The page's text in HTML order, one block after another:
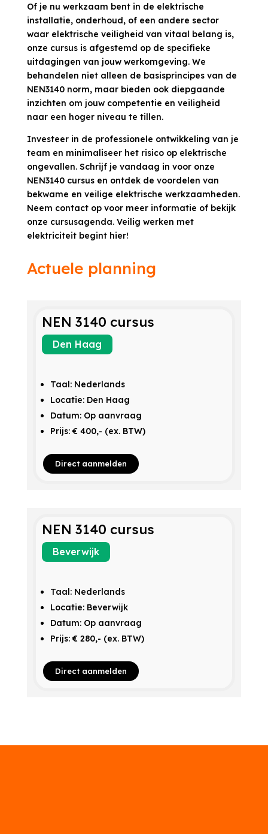
Of je nu werkzaam bent in de elektrische
installatie, onderhoud, of een andere sector
waar elektrische veiligheid van vitaal belang is,
onze cursus is afgestemd op de specifieke
uitdagingen van jouw werkomgeving. We
behandelen niet alleen de basisprincipes van de
NEN3140 norm, maar bieden ook diepgaande
inzichten om jouw competentie en veiligheid
naar een hoger niveau te tillen.
Investeer in de professionele ontwikkeling van je
team en minimaliseer het risico op elektrische
ongevallen. Schrijf je vandaag in voor onze
NEN3140 cursus en ontdek de voordelen van
bekwame en veilige elektrische werkzaamheden.
Neem contact op voor meer informatie of bekijk
onze cursusagenda. Veilig werken met
elektriciteit begint hier!
Actuele planning
NEN 3140 cursus
Den Haag
Taal: Nederlands
Locatie: Den Haag
Datum: Op aanvraag
Prijs: € 400,- (ex. BTW)
Direct aanmelden
NEN 3140 cursus
Beverwijk
Taal: Nederlands
Locatie: Beverwijk
Datum: Op aanvraag
Prijs: € 280,- (ex. BTW)
Direct aanmelden